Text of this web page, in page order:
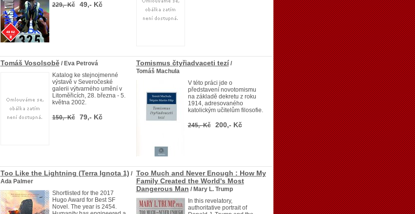
229,- Kč 49,- Kč
Tomáš Vosolsobě/ Eva Petrová
Katalog ke stejnojmenné
výstavě v Severočeské
galerii výtvarného umění v
Litoměřicích, 28. března - 5.
května 2002.
150,- Kč 79,- Kč
Tomismus čtyřiadvaceti tezí /
Tomáš Machula
V této práci jde o
představení novotomismu
na základě dekretu z roku
1914, adresovaného
katolickým učitelům filosofie.
245,- Kč 200,- Kč
Too Like the Lightning (Terra Ignota 1) /
Ada Palmer
Shortlisted for the 2017
Hugo Award for Best SF
Novel. The year is 2454.
Too Much and Never Enough : How My
Family Created the World's Most
Dangerous Man / Mary L. Trump
In this revelatory,
authoritative portrait of